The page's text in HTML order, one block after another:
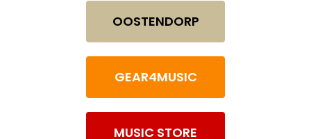
OOSTENDORP
GEAR4MUSIC
MUSIC STORE